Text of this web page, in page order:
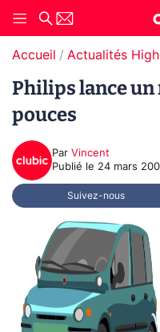
Accueil Actualités
Philips lance un
pouces
Par Vincent
Publié le 24 mars
Suivez-nous